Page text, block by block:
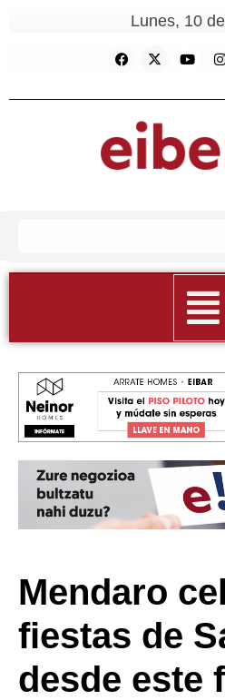
Lunes, 10
Mendaro
fiestas de
desde este